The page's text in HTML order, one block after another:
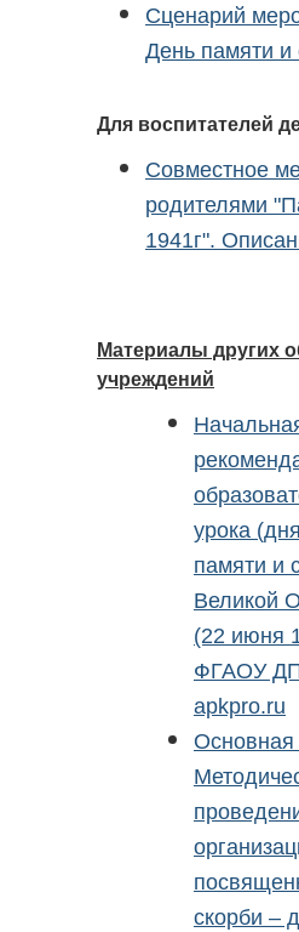
Сценарий
День памяти и
Для воспитателей
Совместное
родителями
1941г".
Материалы других
учреждений
урока
памяти и
Великой
(22 июня
ФГАОУ
apkpro.ru
скорби –